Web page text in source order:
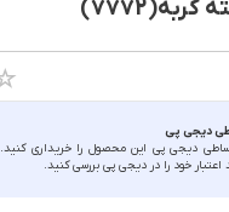
دیجی پی
دیجی پی این محصول را خریداری کنید.
اعتبار خود را در دیجی پی بررسی کنید.